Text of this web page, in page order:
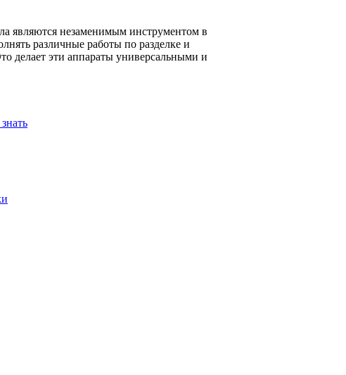
являются незаменимым инструментом в
различные работы по разделке и
делает эти аппараты универсальными и